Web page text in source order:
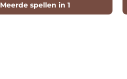
Meerde spellen in 1